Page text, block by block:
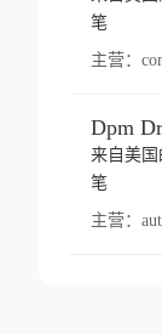
笔
主营：
来自美
笔
主营：